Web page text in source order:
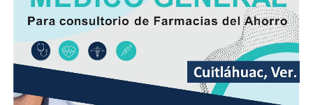
Además de incrementar la capacidad de conducción, la
nueva infraestructura incorpora válvulas y materiales de
mayor resistencia, lo que permitirá mantener una mejor
operación del sistema y disminuir las afectaciones
derivadas de fallas en la red.